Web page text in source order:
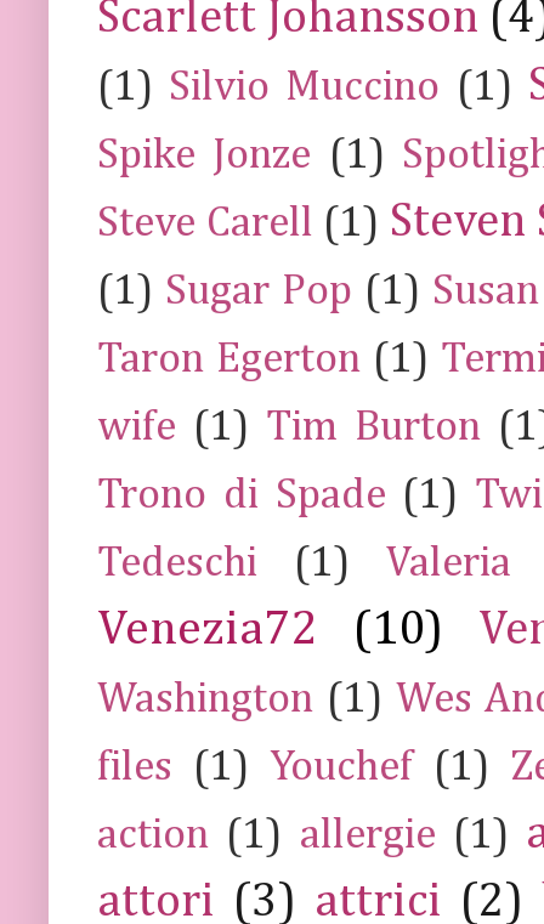
Scarlett Johansson
(1) Silvio Muccino (1)
Spike Jonze (1)
Steve Carell (1) Steven
(1) Sugar Pop (1)
Taron Egerton (1)
wife (1) Tim Burton
Trono di Spade (1)
Tedeschi
(1) Valeria
Venezia72 (10)
Washington (1) Wes
files
(1) Youchef (1)
action (1) allergie (1)
attori (3) attrici (2)